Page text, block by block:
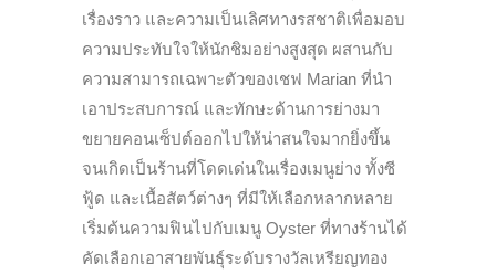
เรื่องราว และความเป็นเลิศทางรสชาติเพื่อมอบ
ความประทับใจให้นักชิมอย่างสูงสุด ผสานกับ
ความสามารถเฉพาะตัวของเชฟ Marian ที่นำ
เอาประสบการณ์ และทักษะด้านการย่างมา
ขยายคอนเซ็ปต์ออกไปให้น่าสนใจมากยิ่งขึ้น
จนเกิดเป็นร้านที่โดดเด่นในเรื่องเมนูย่าง ทั้งซี
ฟู้ด และเนื้อสัตว์ต่างๆ ที่มีให้เลือกหลากหลาย
เริ่มต้นความฟินไปกับเมนู Oyster ที่ทางร้านได้
คัดเลือกเอาสายพันธุ์ระดับรางวัลเหรียญทอง